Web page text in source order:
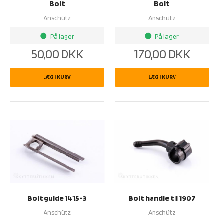
Bolt
Anschütz
brightness_1 På lager
50,00 DKK
LÆG I KURV
Bolt
Anschütz
brightness_1 På lager
170,00 DKK
LÆG I KURV
Bolt guide 1415-3
Anschütz
Bolt handle til 1907
Anschütz